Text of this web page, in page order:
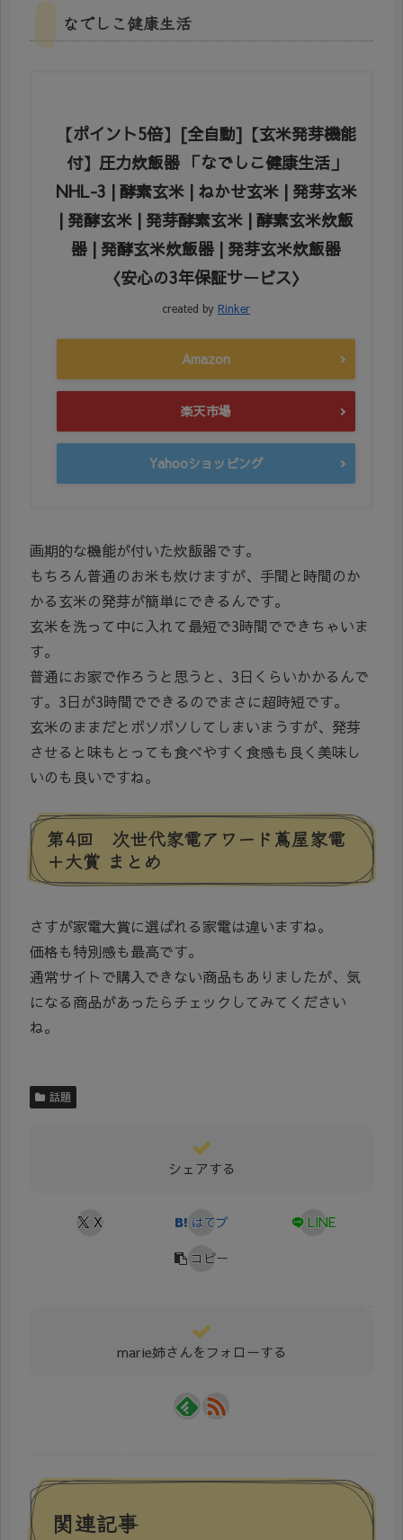
なでしこ健康生活
【ポイント5倍】[全自動]【玄米発芽機能
付】圧力炊飯器 「なでしこ健康生活」
NHL-3 | 酵素玄米 | ねかせ玄米 | 発芽玄米
| 発酵玄米 | 発芽酵素玄米 | 酵素玄米炊飯
器 | 発酵玄米炊飯器 | 発芽玄米炊飯器
〈安心の3年保証サービス〉
created by Rinker
Amazon
楽天市場
Yahooショッピング
画期的な機能が付いた炊飯器です。
もちろん普通のお米も炊けますが、手間と時間のか
かる玄米の発芽が簡単にできるんです。
玄米を洗って中に入れて最短で3時間でできちゃいま
す。
普通にお家で作ろうと思うと、3日くらいかかるんで
す。3日が3時間でできるのでまさに超時短です。
玄米のままだとボソボソしてしまいまうすが、発芽
させると味もとっても食べやすく食感も良く美味し
いのも良いですね。
第4回 次世代家電アワード蔦屋家電
＋大賞 まとめ
さすが家電大賞に選ばれる家電は違いますね。
価格も特別感も最高です。
通常サイトで購入できない商品もありましたが、気
になる商品があったらチェックしてみてください
ね。
話題
シェアする
X はてブ
LINE
コピー
marie姉さんをフォローする
関連記事